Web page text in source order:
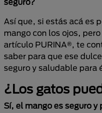
Así que, si estás acá es
mango con los ojos,
artículo PURINA®, te
saber para que ese
seguro y saludable para
¿Los gatos
Sí, el mango es seguro